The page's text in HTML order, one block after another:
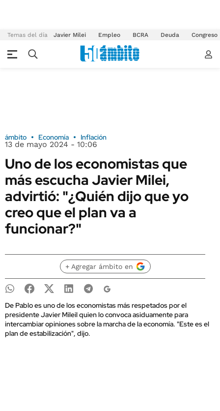
Temas del día Javier Milei Empleo BCRA Deuda Congreso
ámbito Economía Inflación
13 de mayo 2024 - 10:06
Uno de los economistas que
más escucha Javier Milei,
advirtió: "¿Quién dijo que yo
creo que el plan va a
funcionar?"
+ Agregar ámbito en
De Pablo es uno de los economistas más respetados por el
presidente Javier Mileil quien lo convoca asiduamente para
intercambiar opiniones sobre la marcha de la economía. "Este es el
plan de estabilización", dijo.